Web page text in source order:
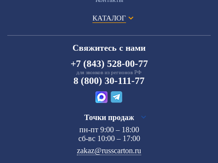
КАТАЛОГ
Свяжитесь с нами
+7 (843) 528-00-77
для звонков из регионов РФ
8 (800) 30-111-77
Точки продаж
пн-пт 9:00 – 18:00
сб-вс 10:00 – 17:00
zakaz@russcarton.ru